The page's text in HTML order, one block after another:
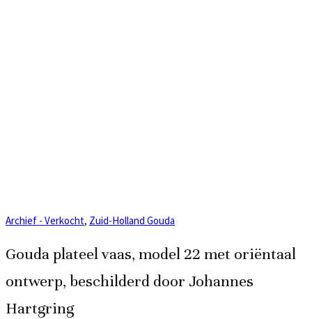
Archief - Verkocht, Zuid-Holland Gouda
Gouda plateel vaas, model 22 met oriëntaal
ontwerp, beschilderd door Johannes
Hartgring